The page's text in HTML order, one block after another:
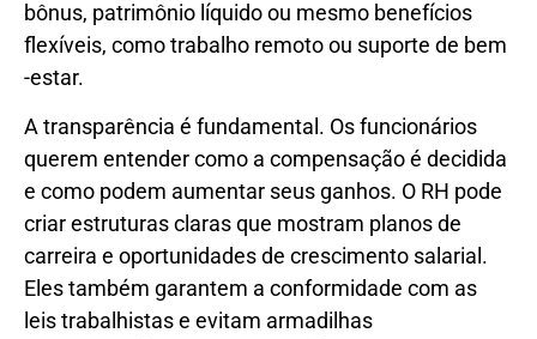
bônus, patrimônio líquido ou mesmo benefícios
flexíveis, como trabalho remoto ou suporte de bem
-estar.
A transparência é fundamental. Os funcionários
querem entender como a compensação é decidida
e como podem aumentar seus ganhos. O RH pode
criar estruturas claras que mostram planos de
carreira e oportunidades de crescimento salarial.
Eles também garantem a conformidade com as
leis trabalhistas e evitam armadilhas